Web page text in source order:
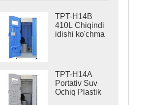
TPT-H14B
410L Chiqindi
idishi ko'chma
yasalgan
ko'chma
hojatxona sayti
hojatxonasi
TPT-H14A
Portativ Suv
Ochiq Plastik